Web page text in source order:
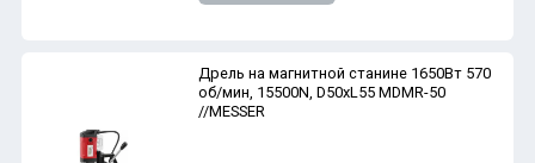
Дрель на магнитной станине 1650Вт 570
об/мин, 15500N, D50xL55 MDMR-50
//MESSER